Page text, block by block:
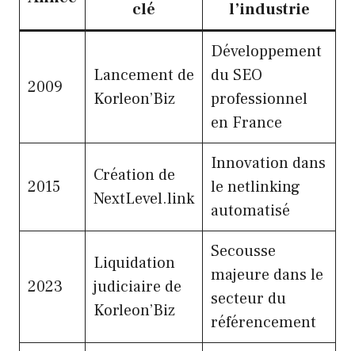
clé
l’industrie
2009
Lancement de
Korleon’Biz
Développement
du SEO
professionnel
en France
2015
Création de
NextLevel.link
Innovation dans
le netlinking
automatisé
2023
Liquidation
judiciaire de
Korleon’Biz
Secousse
majeure dans le
secteur du
référencement